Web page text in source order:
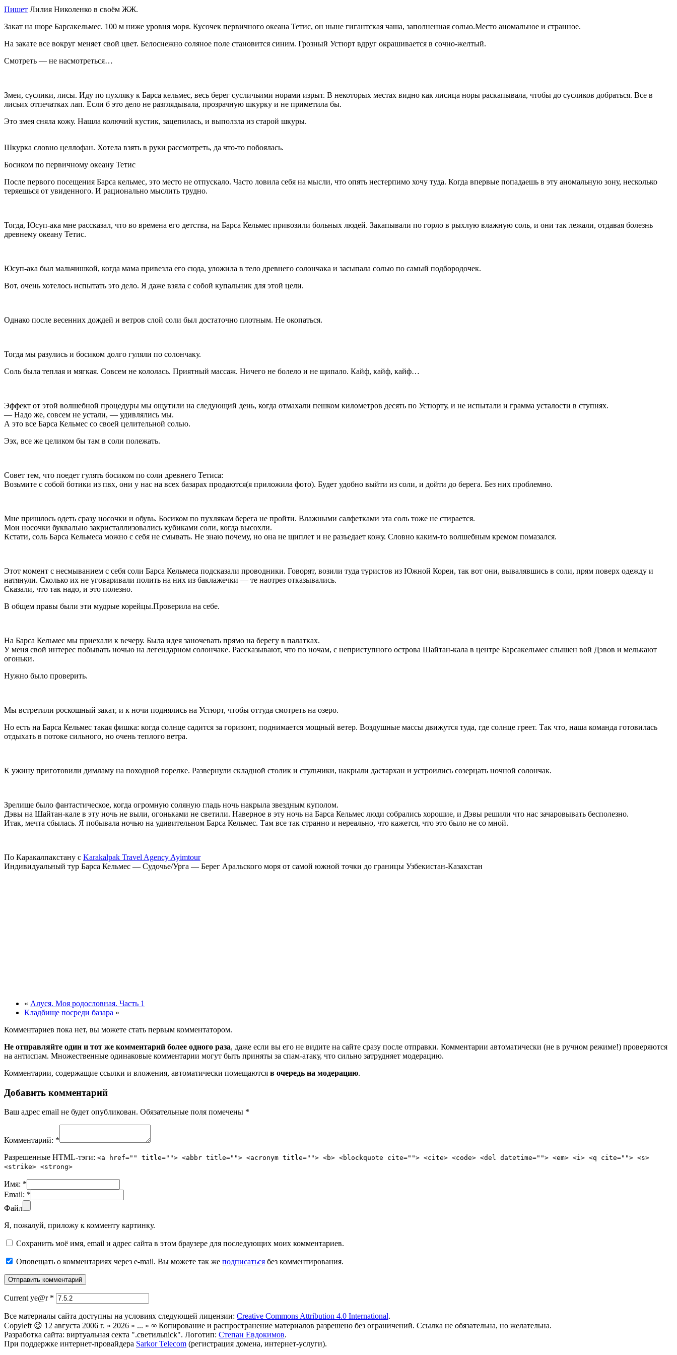
Пишет Лилия Николенко в своём ЖЖ.
Закат на шоре Барсакельмес. 100 м ниже уровня моря. Кусочек первичного океана Тетис, он ныне гигантская чаша, заполненная солью.Место аномальное и странное.
На закате все вокруг меняет свой цвет. Белоснежно соляное поле становится синим. Грозный Устюрт вдруг окрашивается в сочно-желтый.
Смотреть — не насмотреться…
Змеи, суслики, лисы. Иду по пухляку к Барса кельмес, весь берег сусличьими норами изрыт. В некоторых местах видно как лисица норы раскапывала, чтобы до сусликов добраться. Все в
лисьих отпечатках лап. Если б это дело не разглядывала, прозрачную шкурку и не приметила бы.
Это змея сняла кожу. Нашла колючий кустик, зацепилась, и выползла из старой шкуры.
Шкурка словно целлофан. Хотела взять в руки рассмотреть, да что-то побоялась.
Босиком по первичному океану Тетис
После первого посещения Барса кельмес, это место не отпускало. Часто ловила себя на мысли, что опять нестерпимо хочу туда. Когда впервые попадаешь в эту аномальную зону, несколько
теряешься от увиденного. И рационально мыслить трудно.
Тогда, Юсуп-ака мне рассказал, что во времена его детства, на Барса Кельмес привозили больных людей. Закапывали по горло в рыхлую влажную соль, и они так лежали, отдавая болезнь
древнему океану Тетис.
Юсуп-ака был мальчишкой, когда мама привезла его сюда, уложила в тело древнего солончака и засыпала солью по самый подбородочек.
Вот, очень хотелось испытать это дело. Я даже взяла с собой купальник для этой цели.
Однако после весенних дождей и ветров слой соли был достаточно плотным. Не окопаться.
Тогда мы разулись и босиком долго гуляли по солончаку.
Соль была теплая и мягкая. Совсем не кололась. Приятный массаж. Ничего не болело и не щипало. Кайф, кайф, кайф…
Эффект от этой волшебной процедуры мы ощутили на следующий день, когда отмахали пешком километров десять по Устюрту, и не испытали и грамма усталости в ступнях.
— Надо же, совсем не устали, — удивлялись мы.
А это все Барса Кельмес со своей целительной солью.
Ээх, все же целиком бы там в соли полежать.
Совет тем, что поедет гулять босиком по соли древнего Тетиса:
Возьмите с собой ботики из пвх, они у нас на всех базарах продаются(я приложила фото). Будет удобно выйти из соли, и дойти до берега. Без них проблемно.
Мне пришлось одеть сразу носочки и обувь. Босиком по пухлякам берега не пройти. Влажными салфетками эта соль тоже не стирается.
Мои носочки буквально закристаллизовались кубиками соли, когда высохли.
Кстати, соль Барса Кельмеса можно с себя не смывать. Не знаю почему, но она не щиплет и не разъедает кожу. Словно каким-то волшебным кремом помазался.
Этот момент с несмыванием с себя соли Барса Кельмеса подсказали проводники. Говорят, возили туда туристов из Южной Кореи, так вот они, вывалявшись в соли, прям поверх одежду и
натянули. Сколько их не уговаривали полить на них из баклажечки — те наотрез отказывались.
Сказали, что так надо, и это полезно.
В общем правы были эти мудрые корейцы.Проверила на себе.
На Барса Кельмес мы приехали к вечеру. Была идея заночевать прямо на берегу в палатках.
У меня свой интерес побывать ночью на легендарном солончаке. Рассказывают, что по ночам, с неприступного острова Шайтан-кала в центре Барсакельмес слышен вой Дэвов и мелькают
огоньки.
Нужно было проверить.
Мы встретили роскошный закат, и к ночи поднялись на Устюрт, чтобы оттуда смотреть на озеро.
Но есть на Барса Кельмес такая фишка: когда солнце садится за горизонт, поднимается мощный ветер. Воздушные массы движутся туда, где солнце греет. Так что, наша команда готовилась
отдыхать в потоке сильного, но очень теплого ветра.
К ужину приготовили димламу на походной горелке. Развернули складной столик и стульчики, накрыли дастархан и устроились созерцать ночной солончак.
Зрелище было фантастическое, когда огромную соляную гладь ночь накрыла звездным куполом.
Дэвы на Шайтан-кале в эту ночь не выли, огоньками не светили. Наверное в эту ночь на Барса Кельмес люди собрались хорошие, и Дэвы решили что нас зачаровывать бесполезно.
Итак, мечта сбылась. Я побывала ночью на удивительном Барса Кельмес. Там все так странно и нереально, что кажется, что это было не со мной.
По Каракалпакстану с Karakalpak Travel Agency Ayimtour
Индивидуальный тур Барса Кельмес — Судочье/Урга — Берег Аральского моря от самой южной точки до границы Узбекистан-Казахстан
« Алуся. Моя родословная. Часть 1
Кладбище посреди базара »
Комментариев пока нет, вы можете стать первым комментатором.
Не отправляйте один и тот же комментарий более одного раза, даже если вы его не видите на сайте сразу после отправки. Комментарии автоматически (не в ручном режиме!) проверяются
на антиспам. Множественные одинаковые комментарии могут быть приняты за спам-атаку, что сильно затрудняет модерацию.
Комментарии, содержащие ссылки и вложения, автоматически помещаются в очередь на модерацию.
Добавить комментарий
Ваш адрес email не будет опубликован. Обязательные поля помечены *
Комментарий: *
Разрешенные HTML-тэги: <a href="" title=""> <abbr title=""> <acronym title=""> <b> <blockquote cite=""> <cite> <code> <del datetime=""> <em> <i> <q cite=""> <s>
<strike> <strong>
Имя: *
Email: *
Файл
Я, пожалуй, приложу к комменту картинку.
Сохранить моё имя, email и адрес сайта в этом браузере для последующих моих комментариев.
Оповещать о комментариях через e-mail. Вы можете так же подписаться без комментирования.
Current ye@r *
Все материалы сайта доступны на условиях следующей лицензии: Creative Commons Attribution 4.0 International.
Copyleft 😉 12 августа 2006 г. » 2026 » ... » ∞ Копирование и распространение материалов разрешено без ограничений. Ссылка не обязательна, но желательна.
Разработка сайта: виртуальная секта ".светильnick". Логотип: Степан Евдокимов.
При поддержке интернет-провайдера Sarkor Telecom (регистрация домена, интернет-услуги).